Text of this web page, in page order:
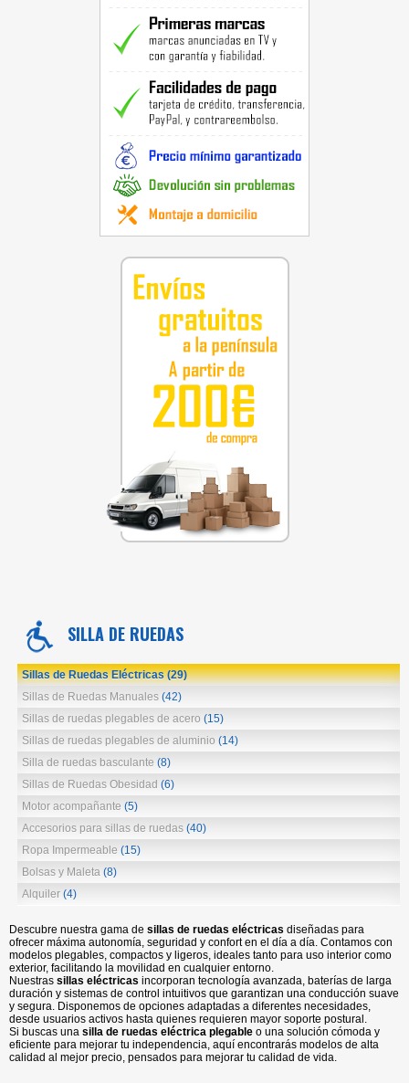
SILLA DE RUEDAS
Sillas de Ruedas Eléctricas(29)
Sillas de Ruedas Manuales (42)
Sillas de ruedas plegables de acero (15)
Sillas de ruedas plegables de aluminio (14)
Silla de ruedas basculante (8)
Sillas de Ruedas Obesidad (6)
Motor acompañante (5)
Accesorios para sillas de ruedas (40)
Ropa Impermeable (15)
Bolsas y Maleta (8)
Alquiler (4)
Descubre nuestra gama de sillas de ruedas eléctricas diseñadas para
ofrecer máxima autonomía, seguridad y confort en el día a día. Contamos con
modelos plegables, compactos y ligeros, ideales tanto para uso interior como
exterior, facilitando la movilidad en cualquier entorno.
Nuestras sillas eléctricas incorporan tecnología avanzada, baterías de larga
duración y sistemas de control intuitivos que garantizan una conducción suave
y segura. Disponemos de opciones adaptadas a diferentes necesidades,
desde usuarios activos hasta quienes requieren mayor soporte postural.
Si buscas una silla de ruedas eléctrica plegable o una solución cómoda y
eficiente para mejorar tu independencia, aquí encontrarás modelos de alta
calidad al mejor precio, pensados para mejorar tu calidad de vida.